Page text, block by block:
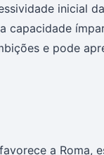
inicial
capacidade
e pode
a Roma,